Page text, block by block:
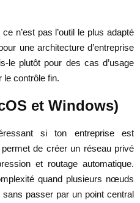
n’est pas l’outil le plus adapté
une architecture d’entreprise
le plutôt pour des cas d’usage
le contrôle fin.
et Windows)
si ton entreprise est
de créer un réseau privé
et routage automatique.
quand plusieurs nœuds
passer par un point central